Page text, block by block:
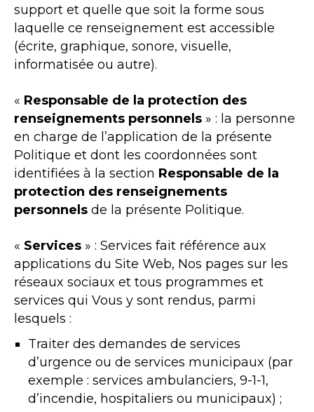
support et quelle que soit la forme sous
laquelle ce renseignement est accessible
(écrite, graphique, sonore, visuelle,
informatisée ou autre).
« Responsable de la protection des
renseignements personnels » : la personne
en charge de l’application de la présente
Politique et dont les coordonnées sont
identifiées à la section Responsable de la
protection des renseignements
personnels de la présente Politique.
« Services » : Services fait référence aux
applications du Site Web, Nos pages sur les
réseaux sociaux et tous programmes et
services qui Vous y sont rendus, parmi
lesquels :
Traiter des demandes de services
d’urgence ou de services municipaux (par
exemple : services ambulanciers, 9-1-1,
d’incendie, hospitaliers ou municipaux) ;